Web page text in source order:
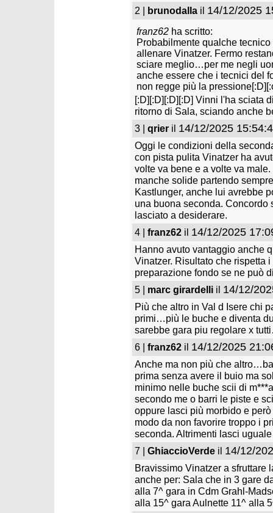
martedì 31 marzo 2026
separano dopo 4 anni
2 | brunodallail 14/12/2025
franz62ha scritto:
Probabilmente qualche
allenare Vinatzer. Fermo
sciare meglio…per me negli
anche essere che i tecnici del
non regge più la
[:D][:D][:D][:D] Vinni l'ha sciata
ritorno di Sala, sciando anche
3 | qrieril 14/12/2025
Oggi le condizioni della
con pista pulita Vinatzer ha
volte va bene e a volte va
manche solide partendo
Kastlunger, anche lui avrebbe
una buona seconda. Concordo
lasciato a desiderare.
4 | franz62il 14/12/2025
Hanno avuto vantaggio anche
Vinatzer. Risultato che rispetta
preparazione fondo se ne può
5 | marc girardelliil 14/12/
Più che altro in Val d Isere chi
primi…più le buche e diventa
sarebbe gara piu regolare x
6 | franz62il 14/12/2025
Anche ma non più che
prima senza avere il buio ma
minimo nelle buche scii di
secondo me o barri le piste e
oppure lasci più morbido e
modo da non favorire troppo i
seconda. Altrimenti lasci
7 | GhiaccioVerdeil 14/12/
Bravissimo Vinatzer a sfruttare
anche per: Sala che in 3 gare
alla 7^ gara in Cdm Grahl-
alla 15^ gara Aulnette 11^ alla